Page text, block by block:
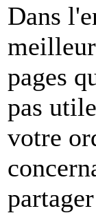
Dans
pages
pas
votre